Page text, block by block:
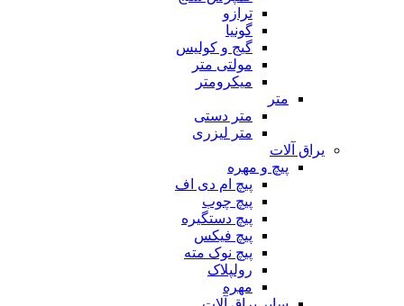
ترازو
گونیا
گیج و کولیس
مولتی متر
میکرومتر
متر
متر دستی
متر لیزری
یراق آلات
پیچ و مهره
پیچ ام دی اف
پیچ چوب
پیچ دستگیره
پیچ فیکس
پیچ نوک مته
رولپلاک
مهره